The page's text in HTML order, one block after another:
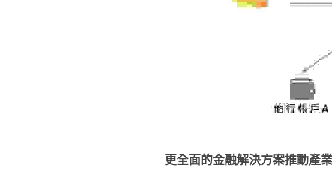
更全面的金融解決方案推動產